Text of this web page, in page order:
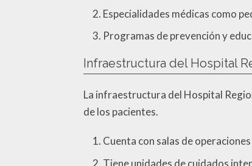
Especialidades médicas como
Programas de prevención y
Infraestructura del Hospital
La infraestructura del Hospital
de los pacientes.
Cuenta con salas de
Tiene unidades de cuidados